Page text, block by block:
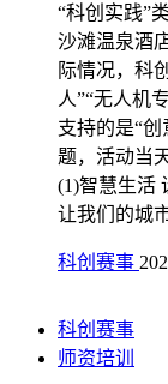
“科创实践”
沙滩温泉酒
际情况，科
人”“无人机
支持的是“
题，活动当
(1)智慧生活
让我们的城
科创赛事
科创赛事
师资培训